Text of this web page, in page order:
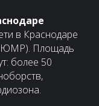
в Краснодаре
(ЮМР). Площадь
более 50